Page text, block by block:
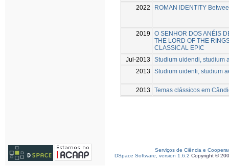
2022
ROMAN IDENTITY
2019
O SENHOR DOS ANÉIS
THE LORD OF THE
CLASSICAL EPIC
Jul-2013
Studium uidendi, studium
2013
Studium uidenti, studium
2013 Temas clássicos em
Serviços de Ciência e
DSpace Software, version 1.6.2 Copyright ©